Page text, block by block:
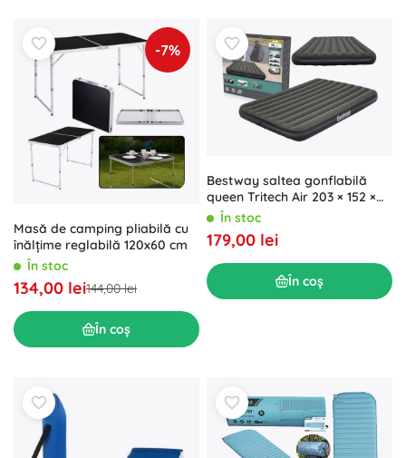
-7%
Masă de camping pliabilă cu
înălțime reglabilă 120x60 cm
În stoc
134,00 lei144,00 lei
În coș
Bestway saltea gonflabilă
queen Tritech Air 203 × 152 ×
25 cm, dublă
În stoc
179,00 lei
În coș